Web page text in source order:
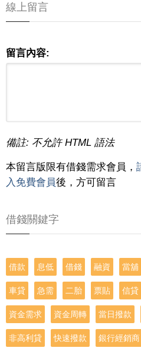
線上留言
留言內容:
備註: 不允許 HTML 語法
本留言版限有借錢需求會員，
入免費會員後，方可留言
借錢關鍵字
借款 息低 借錢 融資 當舖
車貸 急需 二胎 票貼 信貸
資金需求 資金周轉 當日撥款
非高利貸 快速撥款 銀行經銷商